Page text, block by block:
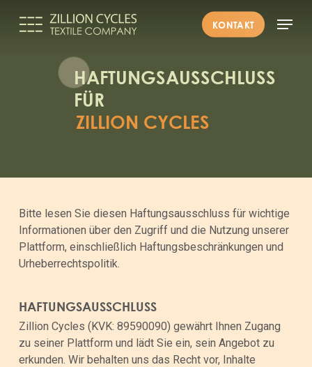
KONTAKT
Menu
HAFTUNGSAUSSCHLUSS
FÜR
ZILLION CYCLES
Bitte lesen Sie diesen Haftungsausschluss für wichtige
Informationen über den Zugriff und die Nutzung unserer
Plattform, einschließlich Haftungsbeschränkungen und
Urheberrechtspolitik.
HAFTUNGSAUSSCHLUSS
Zillion Cycles (KVK: 89590090) gewährt Ihnen Zugang
zu seiner Plattform und lädt Sie ein, sein Angebot zu
erkunden. Wir behalten uns das Recht vor, Inhalte